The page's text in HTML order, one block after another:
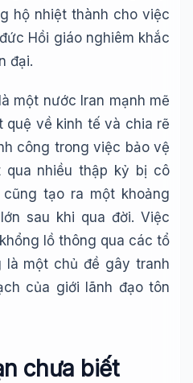
hộ nhiệt thành cho việc
Hồi giáo nghiêm khắc
đại.
một nước Iran mạnh mẽ
quệ về kinh tế và chia rẽ
công trong việc bảo vệ
qua nhiều thập kỷ bị cô
tạo ra một khoảng
sau khi qua đời. Việc
lồ thông qua các tổ
là một chủ đề gây tranh
của giới lãnh đạo tôn
chưa biết